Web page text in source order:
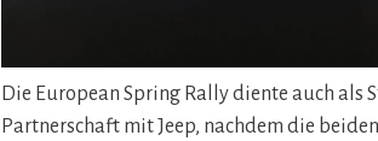
Die European Spring Rally diente auch als
Partnerschaft mit Jeep, nachdem die